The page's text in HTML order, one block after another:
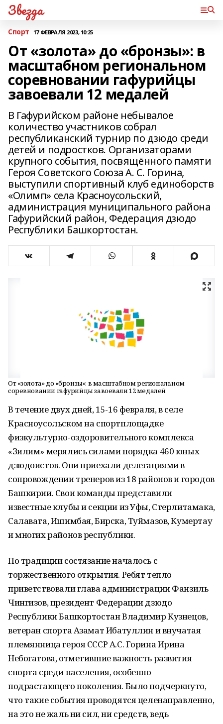
Звезда
Спорт 17 ФЕВРАЛЯ 2023, 10:25
От «золота» до «бронзы»: в
масштабном региональном
соревновании гафурийцы
завоевали 12 медалей
В Гафурийском районе небывалое
количество участников собрал
республиканский турнир по дзюдо среди
детей и подростков. Организаторами
крупного события, посвящённого памяти
Героя Советского Союза А. С. Горина,
выступили спортивный клуб единоборств
«Олимп» села Красноусольский,
администрация муниципального района
Гафурийский район, Федерация дзюдо
Республики Башкортостан.
От «золота» до «бронзы»: в масштабном региональном
соревновании гафурийцы завоевали 12 медалей
В течение двух дней, 15-16 февраля, в селе
Красноусольском на спортплощадке
физкультурно-оздоровительного комплекса
«Зилим» мерялись силами порядка 460 юных
дзюдоистов. Они приехали делегациями в
сопровождении тренеров из 18 районов и городов
Башкирии. Свои команды представили
известные клубы и секции из Уфы, Стерлитамака,
Салавата, Ишимбая, Бирска, Туймазов, Кумертау
и многих районов республики.
По традиции состязание началось с
торжественного открытия. Ребят тепло
приветствовали глава администрации Фанзиль
Чингизов, президент Федерации дзюдо
Республики Башкортостан Владимир Кузнецов,
ветеран спорта Азамат Ибатуллин и внучатая
племянница героя СССР А.С. Горина Ирина
Небогатова, отметившие важность развития
спорта среди населения, особенно
подрастающего поколения. Было подчеркнуто,
что такие события проводятся целенаправленно,
на это не жаль ни сил, ни средств, ведь